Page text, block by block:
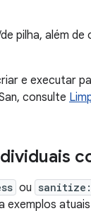
pilha, além
e executar
consulte
ou
exemplos